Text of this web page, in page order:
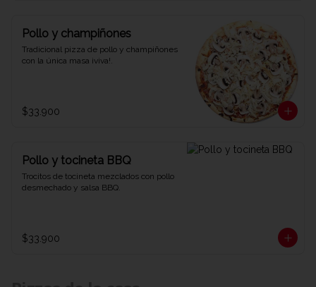
Pollo y champiñones
Tradicional pizza de pollo y champiñones
con la única masa ¡viva!.
$33.900
Pollo y tocineta BBQ
Trocitos de tocineta mezclados con pollo
desmechado y salsa BBQ.
$33.900